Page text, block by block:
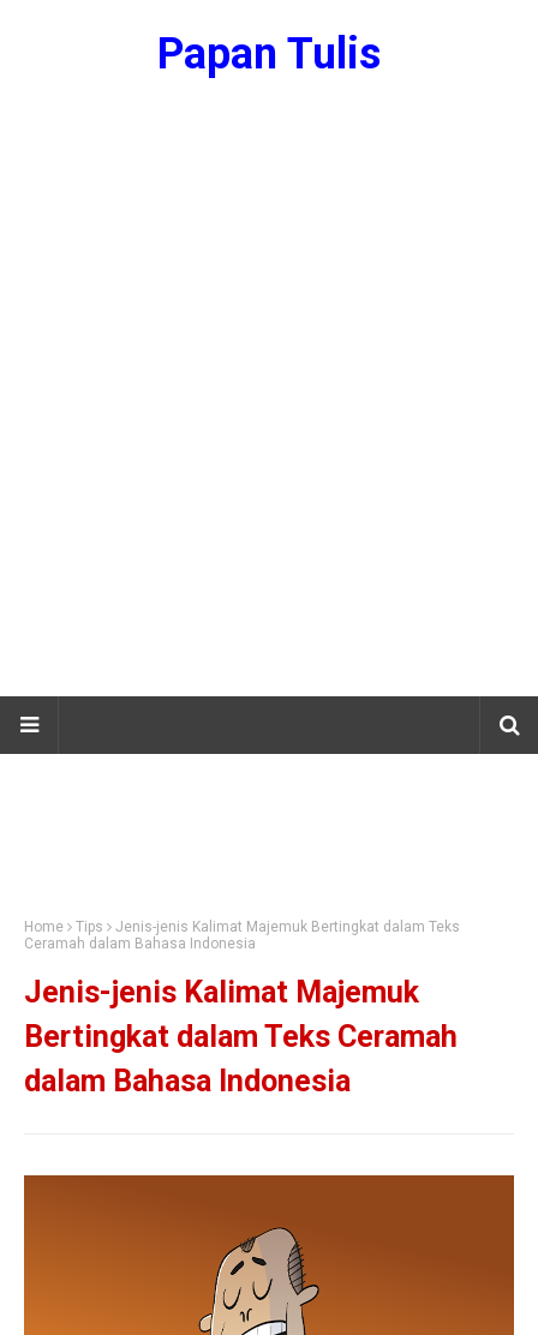
Papan Tulis
Home Tips
Jenis-jenis Kalimat Majemuk Bertingkat dalam Teks
Ceramah dalam Bahasa Indonesia
Jenis-jenis Kalimat Majemuk
Bertingkat dalam Teks Ceramah
dalam Bahasa Indonesia